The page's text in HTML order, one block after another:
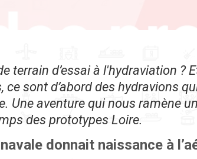
terrain d’essai à l'hydraviation ?
sont d’abord des hydravions
Une aventure qui nous ramène
des prototypes Loire.
donnait naissance à